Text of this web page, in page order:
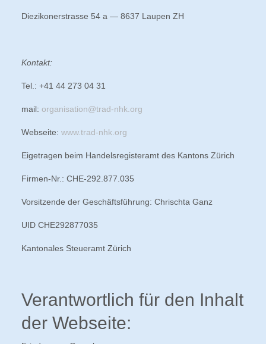
Diezikonerstrasse 54 a — 8637 Laupen ZH
Kontakt:
Tel.: +41 44 273 04 31
mail:organisation@trad-nhk.org
Webseite:www.trad-nhk.org
Eigetragen beim Handelsregisteramt des Kantons Zürich
Firmen-Nr.: CHE-292.877.035
Vorsitzende der Geschäftsführung: Chrischta Ganz
UID CHE292877035
Kantonales Steueramt Zürich
Verantwortlich für den Inhalt
der Webseite: